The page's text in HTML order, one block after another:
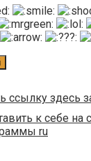
ссылку здесь
к себе на
ru